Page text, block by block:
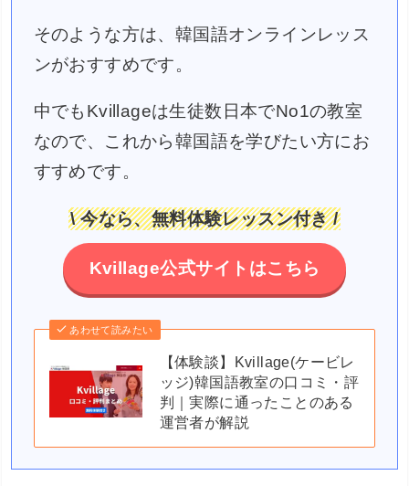
そのような方は、韓国語オンラインレッス
ンがおすすめです。
中でもKvillageは生徒数日本でNo1の教室
なので、これから韓国語を学びたい方にお
すすめです。
\ 今なら、無料体験レッスン付き /
Kvillage公式サイトはこちら
あわせて読みたい
【体験談】Kvillage(ケービレ
ッジ)韓国語教室の口コミ・評
判｜実際に通ったことのある
運営者が解説